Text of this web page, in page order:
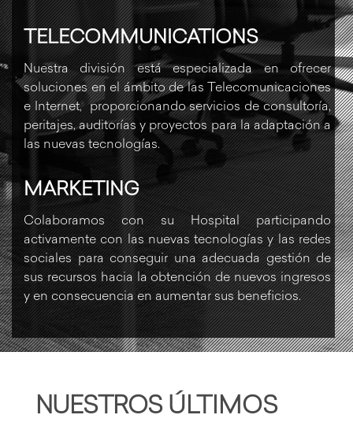
TELECOMMUNICATIONS
Nuestra división está especializada en ofrecer
soluciones en el ámbito de las Telecomunicaciones
e Internet, proporcionando servicios de consultoría,
peritajes, auditorías y proyectos para la adaptación a
las nuevas tecnologías.
MARKETING
Colaboramos con su Hospital participando
activamente con las nuevas tecnologías y las redes
sociales para conseguir una adecuada gestión de
sus recursos hacia la obtención de nuevos ingresos
y en consecuencia en aumentar sus beneficios.
NUESTROSÚLTIMOS